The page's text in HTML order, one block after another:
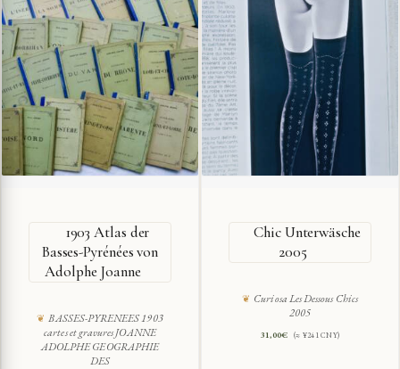
1903 Atlas der
Basses-Pyrénées von
Adolphe Joanne
BASSES-PYRENEES 1903
cartes et gravures JOANNE
ADOLPHE GEOGRAPHIE
DES
Chic Unterwäsche
2005
Curiosa Les Dessous Chics
2005
31,00€ (≈ ¥241 CNY)